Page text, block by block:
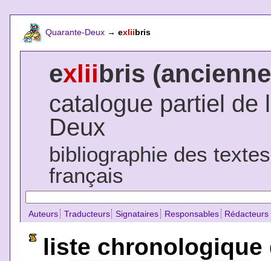
Quarante-Deux → exliibris
exliibris
catalogue partiel de
Deux
bibliographie des
français
Auteurs Traducteurs Signataires Responsables Rédacteurs
liste chronologique